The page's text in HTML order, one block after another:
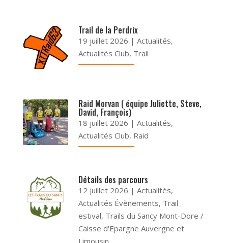
Trail de la Perdrix
19 juillet 2026 |Actualités,
Actualités Club, Trail
Raid Morvan ( équipe Juliette, Steve,
David, François)
18 juillet 2026 |Actualités,
Actualités Club, Raid
Détails des parcours
12 juillet 2026 |Actualités,
Actualités Évènements, Trail
estival, Trails du Sancy Mont-Dore /
Caisse d'Epargne Auvergne et